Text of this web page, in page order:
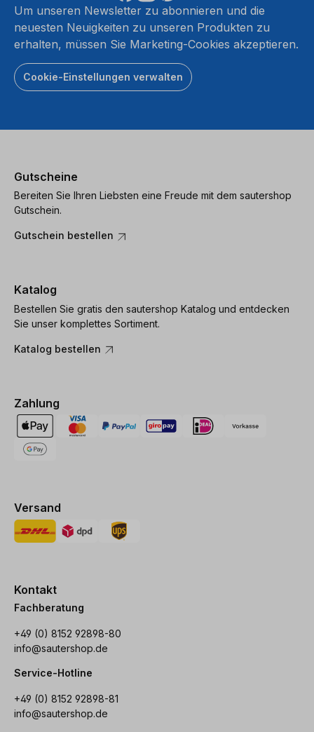
Um unseren Newsletter zu abonnieren und die
neuesten Neuigkeiten zu unseren Produkten zu
erhalten, müssen Sie Marketing-Cookies akzeptieren.
Cookie-Einstellungen verwalten
Gutscheine
Bereiten Sie Ihren Liebsten eine Freude mit dem sautershop
Gutschein.
Gutschein bestellen
Katalog
Bestellen Sie gratis den sautershop Katalog und entdecken
Sie unser komplettes Sortiment.
Katalog bestellen
Zahlung
Versand
Kontakt
Fachberatung
+49 (0) 8152 92898-80
info@sautershop.de
Service-Hotline
+49 (0) 8152 92898-81
info@sautershop.de